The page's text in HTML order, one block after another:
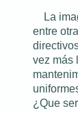
La
entre
vez más
¿Que